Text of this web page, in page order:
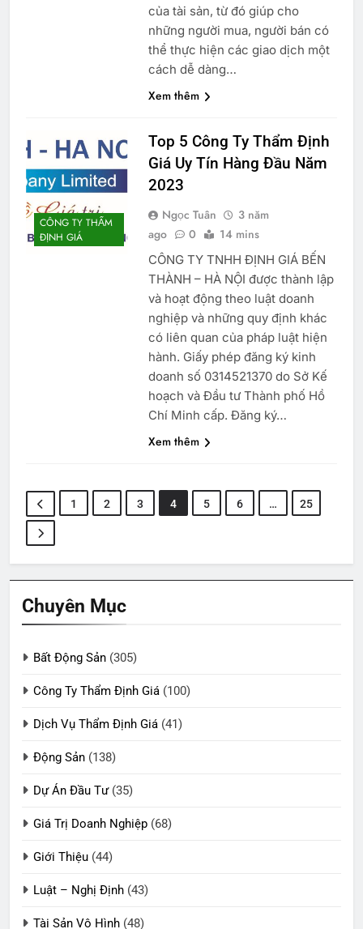
của tài sản, từ đó giúp cho
những người mua, người bán có
thể thực hiện các giao dịch một
cách dễ dàng…
Xem thêm
CÔNG TY THẨM
ĐỊNH GIÁ
Top 5 Công Ty Thẩm Định
Giá Uy Tín Hàng Đầu Năm
2023
Ngọc Tuân
3 năm
ago
0 14 mins
CÔNG TY TNHH ĐỊNH GIÁ BẾN
THÀNH – HÀ NỘI được thành lập
và hoạt động theo luật doanh
nghiệp và những quy định khác
có liên quan của pháp luật hiện
hành. Giấy phép đăng ký kinh
doanh số 0314521370 do Sở Kế
hoạch và Đầu tư Thành phố Hồ
Chí Minh cấp. Đăng ký…
Xem thêm
1 2 3 4 5 6 … 25
Chuyên Mục
Bất Động Sản (305)
Công Ty Thẩm Định Giá (100)
Dịch Vụ Thẩm Định Giá (41)
Động Sản (138)
Dự Án Đầu Tư(35)
Giá Trị Doanh Nghiệp (68)
Giới Thiệu (44)
Luật – Nghị Định (43)
Tài Sản Vô Hình (48)